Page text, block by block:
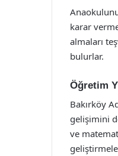
karar
almaları
bulurlar.
Öğretim
Bakırköy
gelişimini
ve